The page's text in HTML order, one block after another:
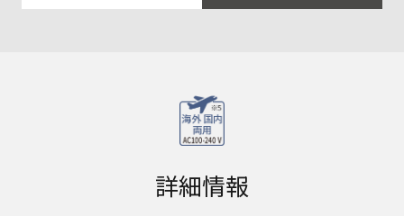
詳細情報